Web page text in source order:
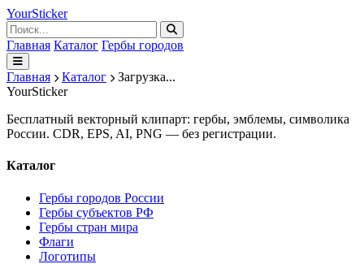
YourSticker
Главная Каталог Гербы городов
Главная Каталог
Загрузка...
YourSticker
Бесплатный векторный клипарт: гербы, эмблемы, символика
России. CDR, EPS, AI, PNG — без регистрации.
Каталог
Гербы городов России
Гербы субъектов РФ
Гербы стран мира
Флаги
Логотипы